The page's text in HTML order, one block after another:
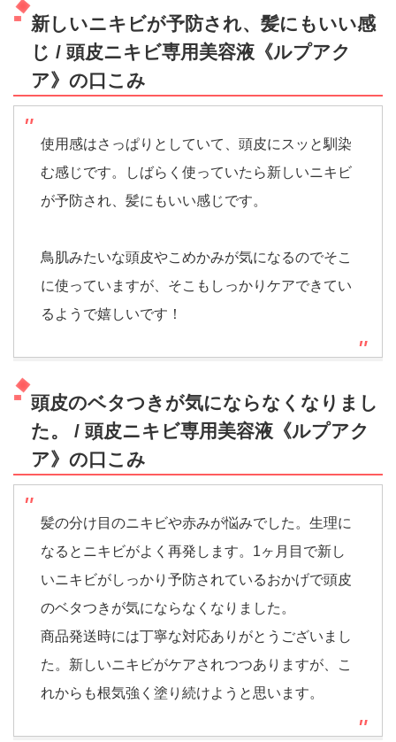
新しいニキビが予防され、髪にもいい感
じ / 頭皮ニキビ専用美容液《ルプアク
ア》の口こみ
使用感はさっぱりとしていて、頭皮にスッと馴染
む感じです。しばらく使っていたら新しいニキビ
が予防され、髪にもいい感じです。
鳥肌みたいな頭皮やこめかみが気になるのでそこ
に使っていますが、そこもしっかりケアできてい
るようで嬉しいです！
頭皮のベタつきが気にならなくなりまし
た。 / 頭皮ニキビ専用美容液《ルプアク
ア》の口こみ
髪の分け目のニキビや赤みが悩みでした。生理に
なるとニキビがよく再発します。1ヶ月目で新し
いニキビがしっかり予防されているおかげで頭皮
のベタつきが気にならなくなりました。
商品発送時には丁寧な対応ありがとうございまし
た。新しいニキビがケアされつつありますが、こ
れからも根気強く塗り続けようと思います。